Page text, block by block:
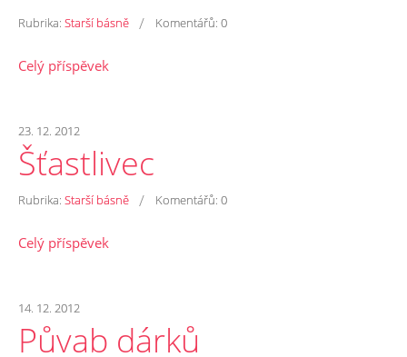
Rubrika: Starší básně / Komentářů: 0
Celý příspěvek
23. 12. 2012
Šťastlivec
Rubrika: Starší básně / Komentářů: 0
Celý příspěvek
14. 12. 2012
Půvab dárků